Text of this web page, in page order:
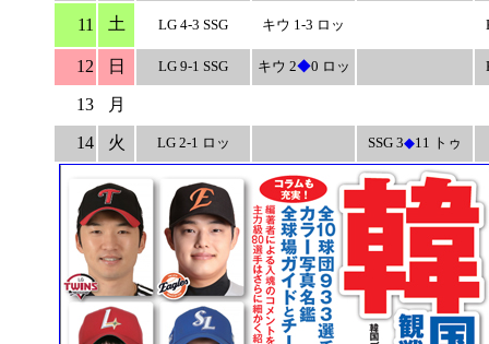
11 土 LG 4-3 SSG キウ 1-3 ロッ
12 日 LG 9-1 SSG キウ 2◆0 ロッ
13 月
14 火 LG 2-1 ロッ SSG 3◆11 トゥ